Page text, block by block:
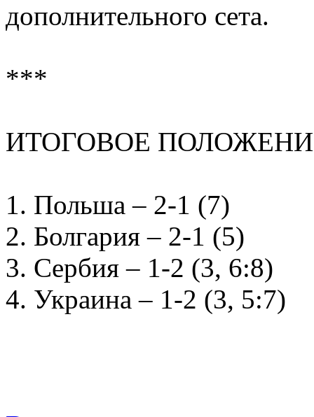
дополнительного сета.
***
ИТОГОВОЕ
1. Польша – 2-1 (7)
2. Болгария – 2-1 (5)
3. Сербия – 1-2 (3, 6:8)
4. Украина – 1-2 (3, 5:7)